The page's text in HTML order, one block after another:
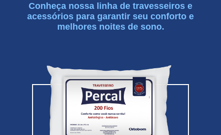
Conheça nossa linha de travesseiros e
acessórios para garantir seu conforto e
melhores noites de sono.